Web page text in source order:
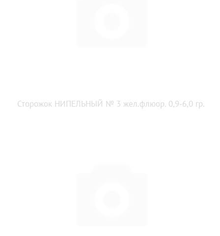
Сторожок НИПЕЛЬНЫЙ № 3 жел.флюор. 0,9-6,0 гр.